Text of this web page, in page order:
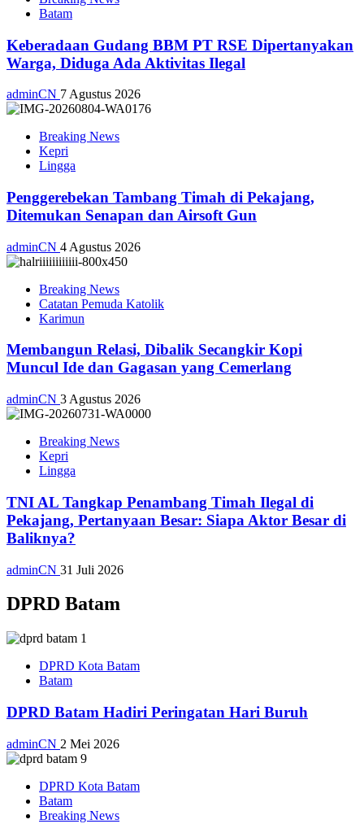
Batam
Keberadaan Gudang BBM PT RSE Dipertanyakan
Warga, Diduga Ada Aktivitas Ilegal
adminCN 7 Agustus 2026
Breaking News
Kepri
Lingga
Penggerebekan Tambang Timah di Pekajang,
Ditemukan Senapan dan Airsoft Gun
adminCN 4 Agustus 2026
Breaking News
Catatan Pemuda Katolik
Karimun
Membangun Relasi, Dibalik Secangkir Kopi
Muncul Ide dan Gagasan yang Cemerlang
adminCN 3 Agustus 2026
Breaking News
Kepri
Lingga
TNI AL Tangkap Penambang Timah Ilegal di
Pekajang, Pertanyaan Besar: Siapa Aktor Besar di
Baliknya?
adminCN 31 Juli 2026
DPRD Batam
DPRD Kota Batam
Batam
DPRD Batam Hadiri Peringatan Hari Buruh
adminCN 2 Mei 2026
DPRD Kota Batam
Batam
Breaking News